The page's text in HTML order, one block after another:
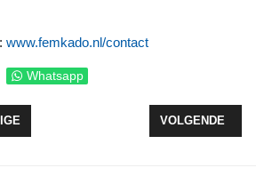
www.femkado.nl/contact
Whatsapp
ARTIKEL: BEWONERS COLORIET
VOLGENDE
VOLGENDE